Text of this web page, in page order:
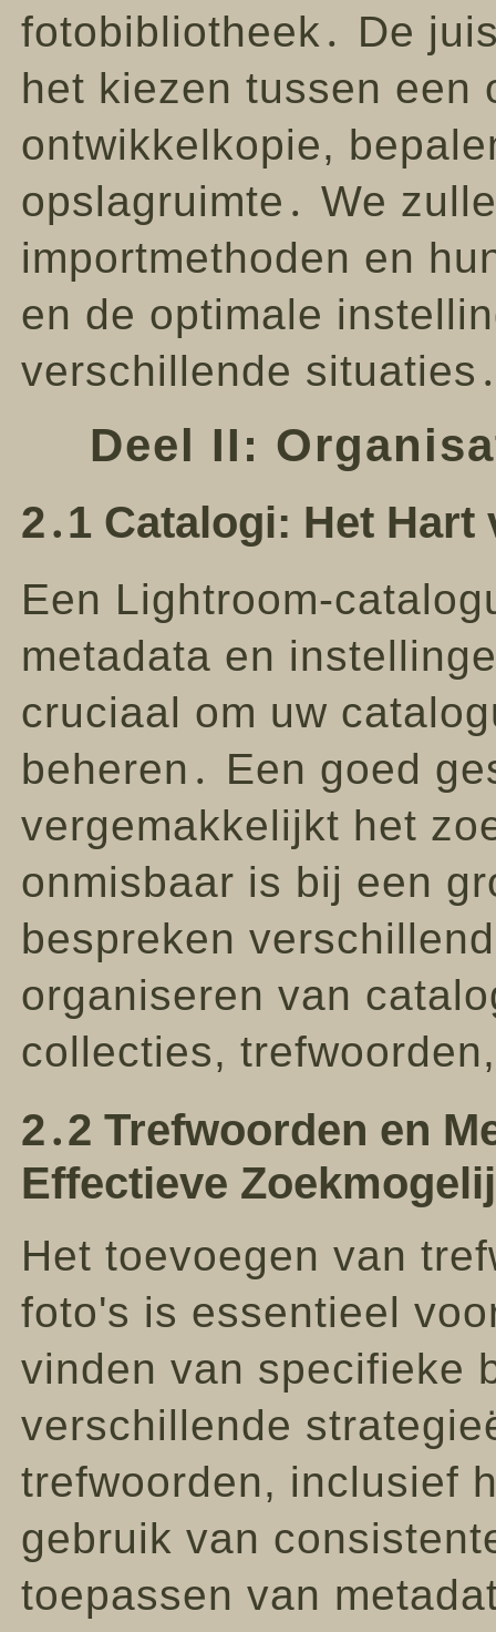
fotobibliotheek․ De
het kiezen tussen een
ontwikkelkopie,
opslagruimte․ We
importmethoden en
en de optimale
verschillende
Deel II:
2․1 Catalogi: Het
Een Lightroom-
metadata en
cruciaal om uw
beheren․ Een goed
vergemakkelijkt het
onmisbaar is bij een
bespreken
organiseren van
collecties,
2․2 Trefwoorden en
Effectieve
Het toevoegen van
foto's is essentieel
vinden van specifieke
verschillende
trefwoorden, inclusief
gebruik van
toepassen van